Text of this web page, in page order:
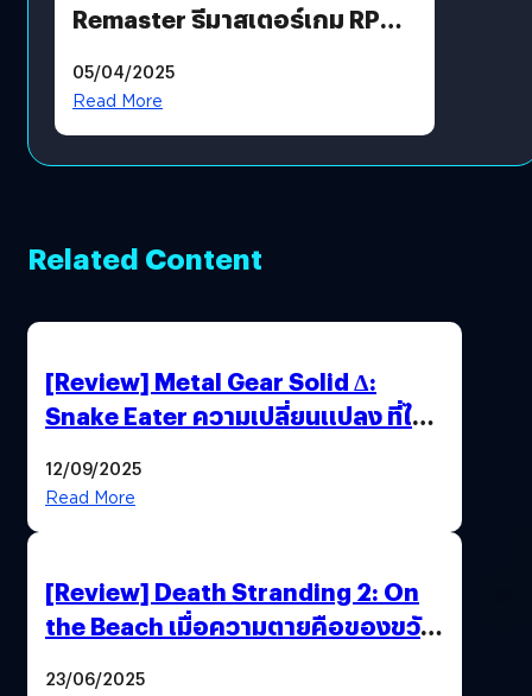
Remaster รีมาสเตอร์เกม RPG
05/04/2025
Read More
Related Content
[Review] Metal Gear Solid Δ:
Snake Eater ความเปลี่ยนแปลง ที่ไม่
12/09/2025
Read More
[Review] Death Stranding 2: On
the Beach เมื่อความตายคือของขวัญ
23/06/2025